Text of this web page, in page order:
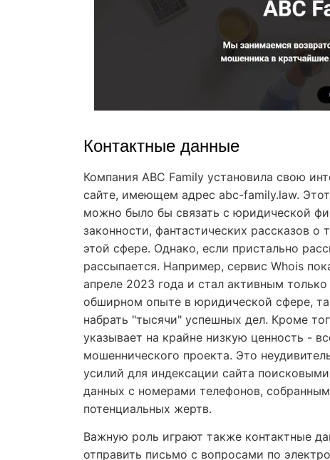
Контактные данные
Компания ABC Family установила свою
сайте, имеющем адрес abc-family.law.
можно было бы связать с юридической
законности, фантастических рассказов
этой сфере. Однако, если пристально
рассыпается. Например, сервис Whois
апреле 2023 года и стал активным
обширном опыте в юридической сфере,
набрать "тысячи" успешных дел. Кроме
указывает на крайне низкую ценность -
мошеннического проекта. Это
усилий для индексации сайта
данных с номерами телефонов,
потенциальных жертв.
Важную роль играют также контактные
отправить письмо с вопросами по